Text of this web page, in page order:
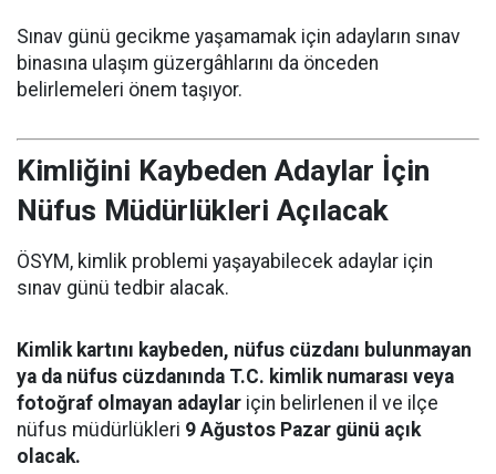
Sınav günü gecikme yaşamamak için adayların sınav
binasına ulaşım güzergâhlarını da önceden
belirlemeleri önem taşıyor.
Kimliğini Kaybeden Adaylar İçin
Nüfus Müdürlükleri Açılacak
ÖSYM, kimlik problemi yaşayabilecek adaylar için
sınav günü tedbir alacak.
Kimlik kartını kaybeden, nüfus cüzdanı bulunmayan
ya da nüfus cüzdanında T.C. kimlik numarası veya
fotoğraf olmayan adaylar için belirlenen il ve ilçe
nüfus müdürlükleri 9 Ağustos Pazar günü açık
olacak.